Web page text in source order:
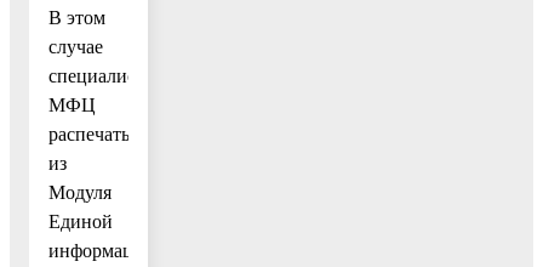
В этом
случае
специалистом
МФЦ
распечатывается
из
Модуля
Единой
информационной